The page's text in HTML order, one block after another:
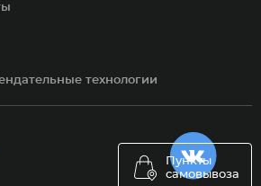
Пункты
самовывоза
технологии